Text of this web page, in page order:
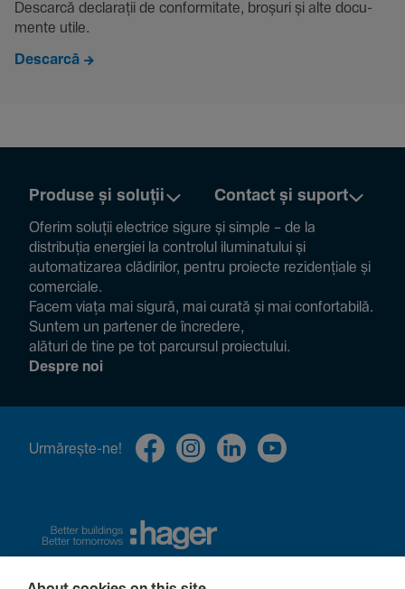
Descarcă decla­rații de conformitate, broșuri și alte docu­
mente utile.
Descarcă
Produse și soluții Contact și suport
Oferim soluții electrice sigure și simple – de la
distribuția energiei la controlul ilumi­na­tului și
auto­ma­ti­zarea clădi­rilor, pentru proiecte rezi­den­țiale și
comer­ciale.
Facem viața mai sigură, mai curată și mai confor­ta­bilă.
Suntem un partener de încre­dere,
alături de tine pe tot parcursul proiec­tului.
Despre noi
Urmă­rește-ne!